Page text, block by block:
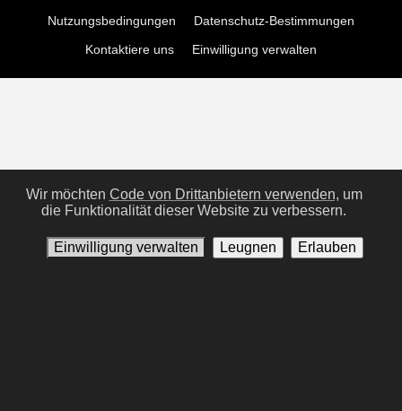
Nutzungsbedingungen
Datenschutz-Bestimmungen
Kontaktiere uns
Einwilligung verwalten
Wir möchten Code von Drittanbietern verwenden, um
die Funktionalität dieser Website zu verbessern.
Einwilligung verwalten Leugnen Erlauben